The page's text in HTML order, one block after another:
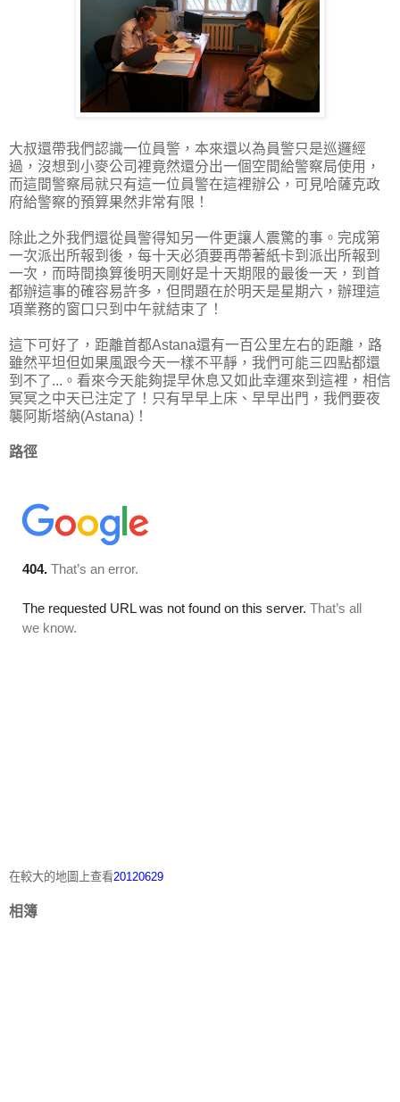
大叔還帶我們認識一位員警，本來還以為員警只是巡邏經
過，沒想到小麥公司裡竟然還分出一個空間給警察局使用，
而這間警察局就只有這一位員警在這裡辦公，可見哈薩克政
府給警察的預算果然非常有限！
除此之外我們還從員警得知另一件更讓人震驚的事。完成第
一次派出所報到後，每十天必須要再帶著紙卡到派出所報到
一次，而時間換算後明天剛好是十天期限的最後一天，到首
都辦這事的確容易許多，但問題在於明天是星期六，辦理這
項業務的窗口只到中午就結束了！
這下可好了，距離首都Astana還有一百公里左右的距離，路
雖然平坦但如果風跟今天一樣不平靜，我們可能三四點都還
到不了...。看來今天能夠提早休息又如此幸運來到這裡，相信
冥冥之中天已注定了！只有早早上床、早早出門，我們要夜
襲阿斯塔納(Astana)！
路徑
在較大的地圖上查看20120629
相簿